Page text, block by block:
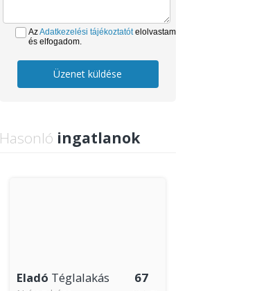
AzAdatkezelési tájékoztatótelolvastam
és elfogadom.
Üzenet küldése
Hasonló ingatlanok
67
Eladó Téglalakás